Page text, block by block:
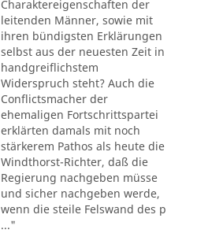
Charaktereigenschaften der
leitenden Männer, sowie mit
ihren bündigsten Erklärungen
selbst aus der neuesten Zeit in
handgreiflichstem
Widerspruch steht? Auch die
Conflictsmacher der
ehemaligen Fortschrittspartei
erklärten damals mit noch
stärkerem Pathos als heute die
Windthorst-Richter, daß die
Regierung nachgeben müsse
und sicher nachgeben werde,
wenn die steile Felswand des p
..."